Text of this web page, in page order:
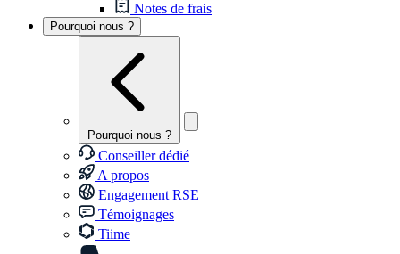
Notes de frais
Pourquoi nous ?
Pourquoi nous ?
Conseiller dédié
A propos
Engagement RSE
Témoignages
Tiime